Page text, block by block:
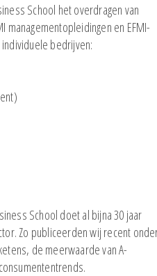
School het overdragen van
managementopleidingen en EFMI-
bedrijven:
School doet al bijna 30 jaar
Zo publiceerden wij recent
de meerwaarde van A-